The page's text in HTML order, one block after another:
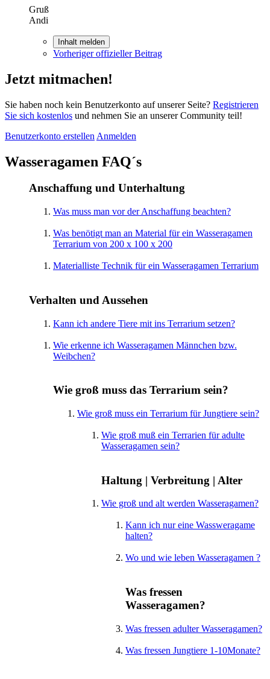
Gruß
Andi
Inhalt melden
Vorheriger offizieller Beitrag
Jetzt mitmachen!
Sie haben noch kein Benutzerkonto auf unserer Seite? Registrieren
Sie sich kostenlos und nehmen Sie an unserer Community teil!
Benutzerkonto erstellen Anmelden
Wasseragamen FAQ´s
Anschaffung und Unterhaltung
Was muss man vor der Anschaffung beachten?
Was benötigt man an Material für ein Wasseragamen
Terrarium von 200 x 100 x 200
Materialliste Technik für ein Wasseragamen Terrarium
Verhalten und Aussehen
Kann ich andere Tiere mit ins Terrarium setzen?
Wie erkenne ich Wasseragamen Männchen bzw.
Weibchen?
Wie groß muss das Terrarium sein?
Wie groß muss ein Terrarium für Jungtiere sein?
Wie groß muß ein Terrarien für adulte
Wasseragamen sein?
Haltung | Verbreitung | Alter
Wie groß und alt werden Wasseragamen?
Kann ich nur eine Wassweragame
halten?
Wo und wie leben Wasseragamen ?
Was fressen
Wasseragamen?
Was fressen adulter Wasseragamen?
Was fressen Jungtiere 1-10Monate?